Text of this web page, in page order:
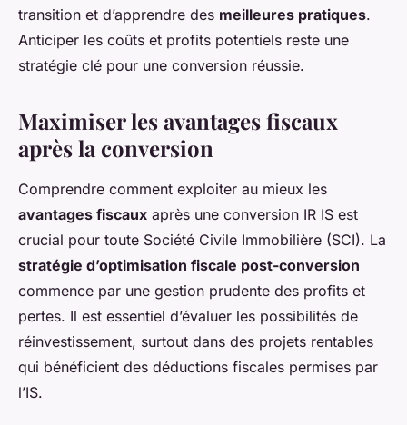
transition et d’apprendre des meilleures pratiques.
Anticiper les coûts et profits potentiels reste une
stratégie clé pour une conversion réussie.
Maximiser les avantages fiscaux
après la conversion
Comprendre comment exploiter au mieux les
avantages fiscaux après une conversion IR IS est
crucial pour toute Société Civile Immobilière (SCI). La
stratégie d’optimisation fiscale post-conversion
commence par une gestion prudente des profits et
pertes. Il est essentiel d’évaluer les possibilités de
réinvestissement, surtout dans des projets rentables
qui bénéficient des déductions fiscales permises par
l’IS.